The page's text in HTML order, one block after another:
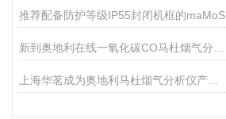
推荐配备防护等级IP55封闭机框的maMoS